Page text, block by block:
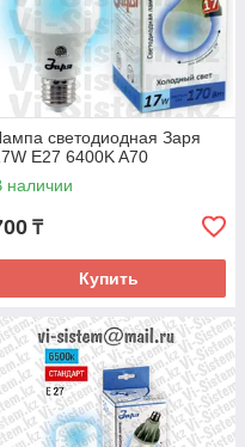
светодиодная Заря
E27 6400K A70
наличии
₸
Купить